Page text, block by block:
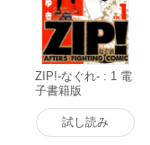
ZIP!-なぐれ- : 1 電
子書籍版
試し読み